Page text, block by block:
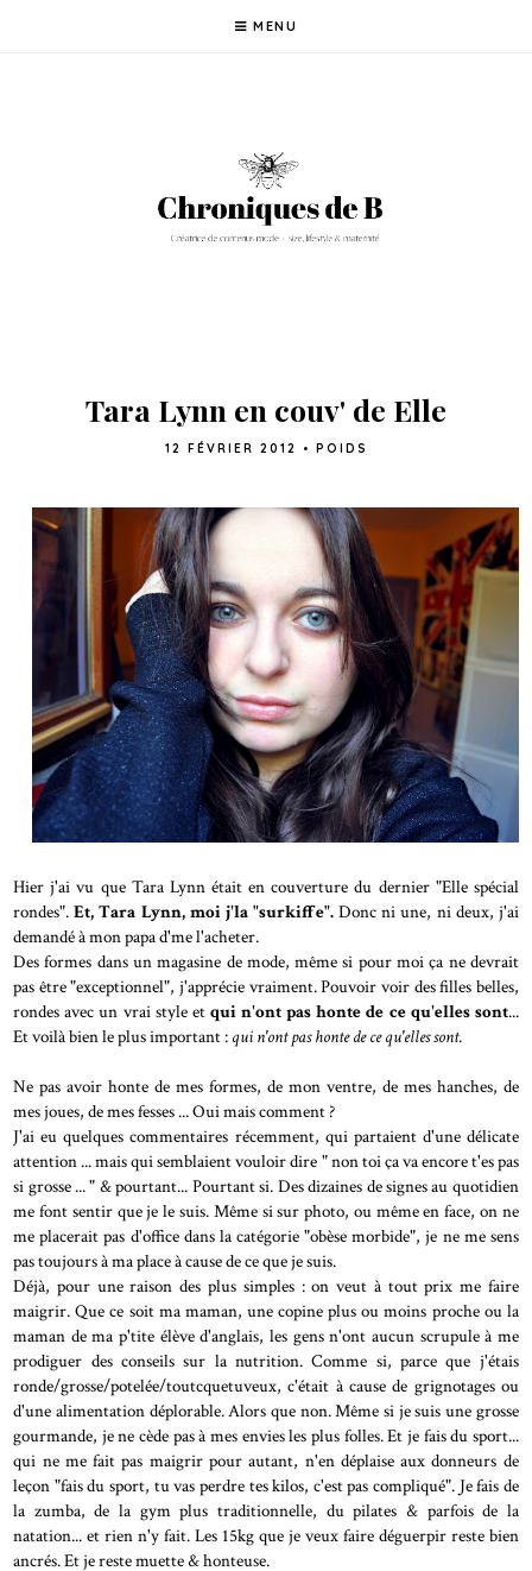
MENU
Tara Lynn en couv' de Elle
12 FÉVRIER 2012 • POIDS
Hier j'ai vu que Tara Lynn était en couverture du dernier "Elle spécial
rondes".Et, Tara Lynn, moi j'la "surkiffe".Donc ni une, ni deux, j'ai
demandé à mon papa d'me l'acheter.
Des formes dans un magasine de mode, même si pour moi ça ne devrait
pas être "exceptionnel", j'apprécie vraiment. Pouvoir voir des filles belles,
rondes avec un vrai style etqui n'ont pas honte de ce qu'elles sont...
Et voilà bien le plus important : qui n'ont pas honte de ce qu'elles sont.
Ne pas avoir honte de mes formes, de mon ventre, de mes hanches, de
mes joues, de mes fesses ... Oui mais comment ?
J'ai eu quelques commentaires récemment, qui partaient d'une délicate
attention ... mais qui semblaient vouloir dire " non toi ça va encore t'es pas
si grosse ... " & pourtant... Pourtant si. Des dizaines de signes au quotidien
me font sentir que je le suis. Même si sur photo, ou même en face, on ne
me placerait pas d'office dans la catégorie "obèse morbide", je ne me sens
pas toujours à ma place à cause de ce que je suis.
Déjà, pour une raison des plus simples : on veut à tout prix me faire
maigrir. Que ce soit ma maman, une copine plus ou moins proche ou la
maman de ma p'tite élève d'anglais, les gens n'ont aucun scrupule à me
prodiguer des conseils sur la nutrition. Comme si, parce que j'étais
ronde/grosse/potelée/toutcquetuveux, c'était à cause de grignotages ou
d'une alimentation déplorable. Alors que non. Même si je suis une grosse
gourmande, je ne cède pas à mes envies les plus folles. Et je fais du sport...
qui ne me fait pas maigrir pour autant, n'en déplaise aux donneurs de
leçon "fais du sport, tu vas perdre tes kilos, c'est pas compliqué". Je fais de
la zumba, de la gym plus traditionnelle, du pilates & parfois de la
natation... et rien n'y fait. Les 15kg que je veux faire déguerpir reste bien
ancrés. Et je reste muette & honteuse.